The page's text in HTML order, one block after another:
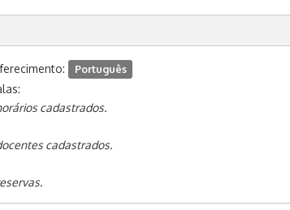
Português
cadastrados.
cadastrados.